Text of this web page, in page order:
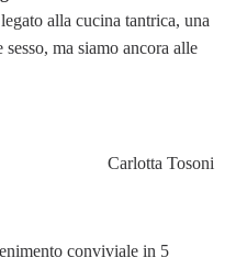
alla cucina tantrica, una
ma siamo ancora alle
Carlotta Tosoni
conviviale in 5